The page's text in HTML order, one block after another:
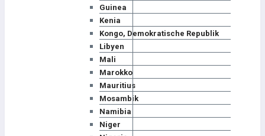
Guinea
Kenia
Kongo, Demokratische Republik
Libyen
Mali
Marokko
Mauritius
Mosambik
Namibia
Niger